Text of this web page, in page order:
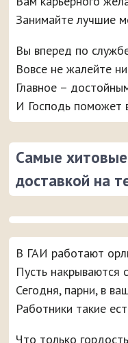
Занимайте лучшие
Вы вперед по
Вовсе не жалейте
Главное –
И Господь поможет
Самые
доставкой на
В ГАИ работают
Пусть накрываются
Сегодня, парни, в
Работники такие
Что только